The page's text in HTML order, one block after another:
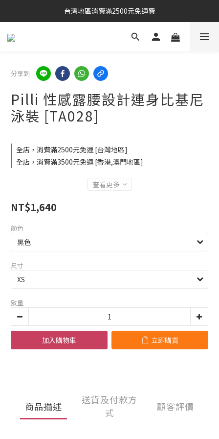
台灣地區消費滿2500元免運費
分享到
Pilli 性感露腰設計連身比基尼
泳裝 [TA028]
全店，消費滿2500元免運 [台灣地區]
全店，消費滿3500元免運 [香港,澳門地區]
查看更多
NT$1,640
顏色
尺寸
數量
加入購物車 立即購買
商品描述
送貨及付款方
式
顧客評價